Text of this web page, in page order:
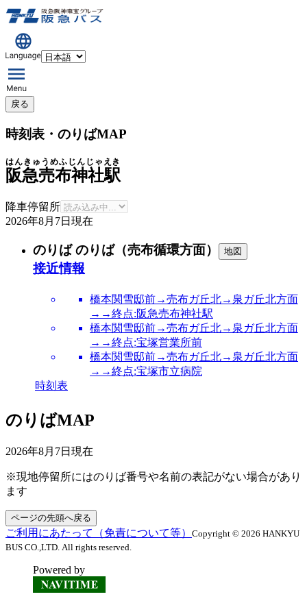
戻る
時刻表・のりばMAP
阪急売布神社駅
はんきゅうめふじんじゃえき
降車停留所
2026年8月7日 現在
のりば のりば（売布循環方面） 地図
接近情報
橋本関雪邸前→売布ガ丘北→泉ガ丘北方面
→→終点:阪急売布神社駅
橋本関雪邸前→売布ガ丘北→泉ガ丘北方面
→→終点:宝塚営業所前
橋本関雪邸前→売布ガ丘北→泉ガ丘北方面
→→終点:宝塚市立病院
時刻表
のりばMAP
2026年8月7日 現在
※現地停留所にはのりば番号や名前の表記がない場合があり
ます
ページの先頭へ戻る
ご利用にあたって（免責について等） Copyright © 2026 HANKYU
BUS CO.,LTD. All rights reserved.
Powered by